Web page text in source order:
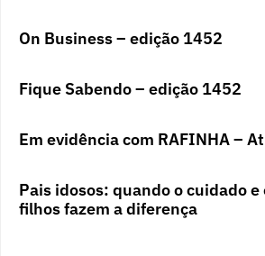
On Business – edição 1452
Fique Sabendo – edição 1452
Em evidência com RAFINHA –
Pais idosos: quando o cuidado e
filhos fazem a diferença